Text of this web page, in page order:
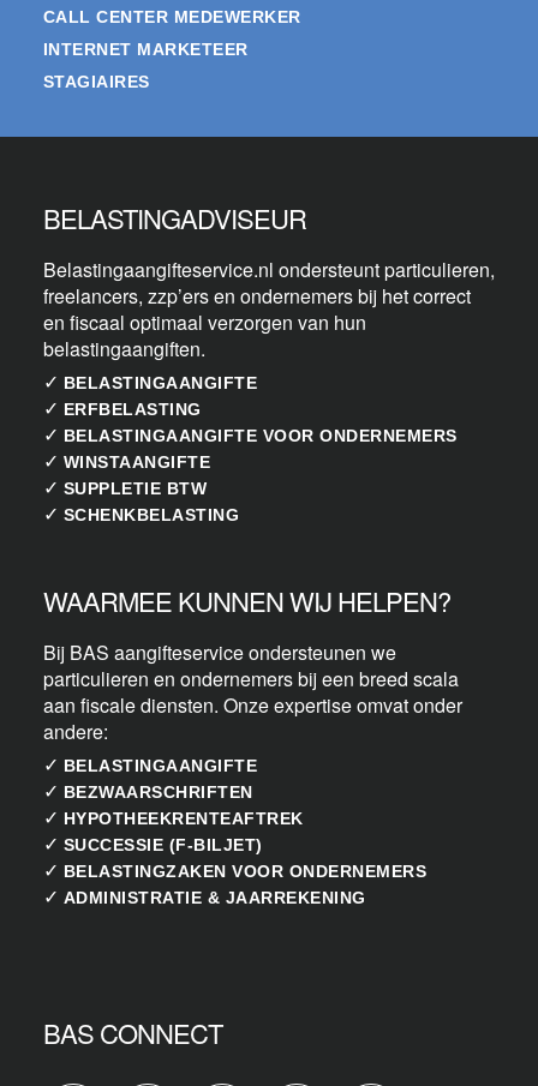
CALL CENTER MEDEWERKER
INTERNET MARKETEER
STAGIAIRES
BELASTINGADVISEUR
Belastingaangifteservice.nl ondersteunt particulieren,
freelancers, zzp’ers en ondernemers bij het correct
en fiscaal optimaal verzorgen van hun
belastingaangiften.
✓ BELASTINGAANGIFTE
✓ ERFBELASTING
✓ BELASTINGAANGIFTE VOOR ONDERNEMERS
✓ WINSTAANGIFTE
✓ SUPPLETIE BTW
✓ SCHENKBELASTING
WAARMEE KUNNEN WIJ HELPEN?
Bij BAS aangifteservice ondersteunen we
particulieren en ondernemers bij een breed scala
aan fiscale diensten. Onze expertise omvat onder
andere:
✓ BELASTINGAANGIFTE
✓ BEZWAARSCHRIFTEN
✓ HYPOTHEEKRENTEAFTREK
✓ SUCCESSIE (F-BILJET)
✓ BELASTINGZAKEN VOOR ONDERNEMERS
✓ ADMINISTRATIE & JAARREKENING
BAS CONNECT